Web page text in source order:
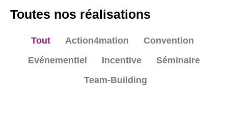
Toutes nos réalisations
Tout Action4mation
Convention
Evénementiel
Incentive
Séminaire
Team-Building